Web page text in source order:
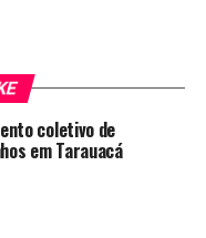
coletivo de
em Tarauacá